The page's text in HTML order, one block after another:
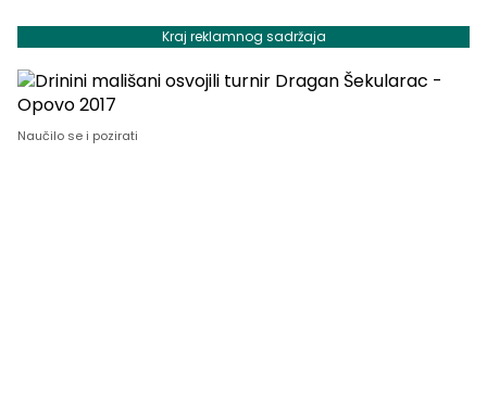
Kraj reklamnog sadržaja
Naučilo se i pozirati